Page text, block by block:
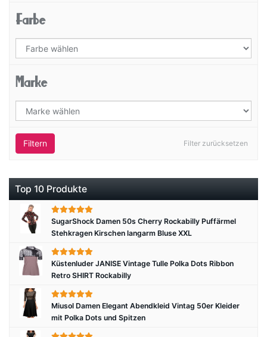
Farbe
Marke
Filter zurücksetzen
Filtern
Top 10 Produkte
SugarShock Damen 50s Cherry Rockabilly Puffärmel
Stehkragen Kirschen langarm Bluse XXL
Küstenluder JANISE Vintage Tulle Polka Dots Ribbon
Retro SHIRT Rockabilly
Miusol Damen Elegant Abendkleid Vintag 50er Kleider
mit Polka Dots und Spitzen